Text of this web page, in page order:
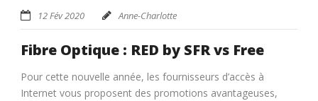
12 Fév 2020 Anne-Charlotte
Fibre Optique : RED by SFR vs Free
Pour cette nouvelle année, les fournisseurs d’accès à
Internet vous proposent des promotions avantageuses,